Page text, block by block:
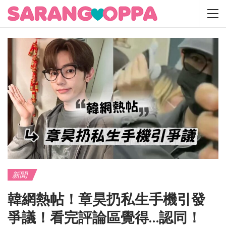
新聞
韓網熱帖！章昊扔私生手機引發
爭議！看完評論區覺得…認同！